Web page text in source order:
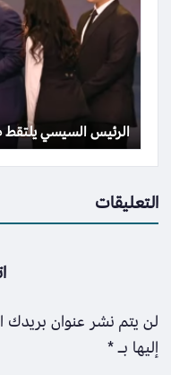
الرئيس السيسي يلتقط
التعليقات
لن يتم نشر عنوان بريدك
إليها بـ*